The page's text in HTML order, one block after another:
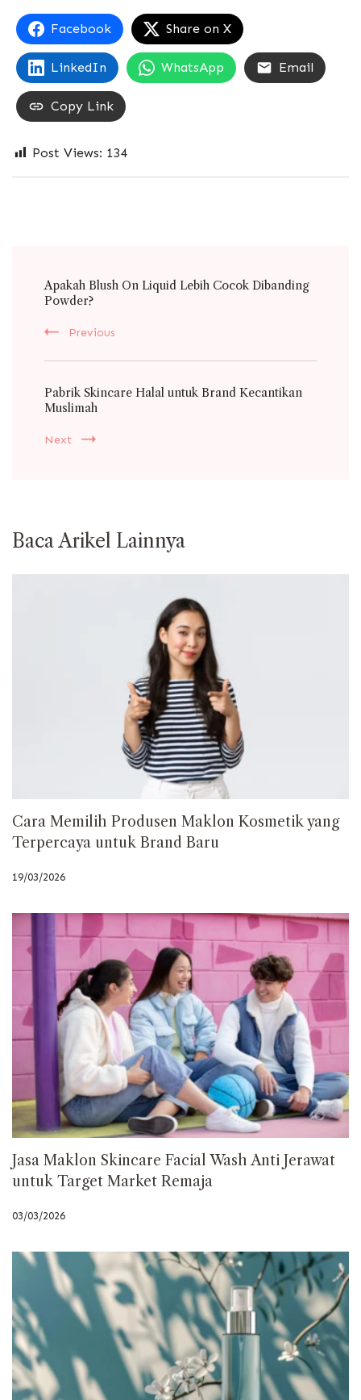
Facebook Share on X
LinkedIn WhatsApp Email
Copy Link
Post Views: 134
Navigation
Apakah Blush On Liquid Lebih Cocok Dibanding
Powder?
Previous
Pabrik Skincare Halal untuk Brand Kecantikan
Muslimah
Next
Baca Arikel Lainnya
Cara Memilih Produsen Maklon Kosmetik yang
Terpercaya untuk Brand Baru
19/03/2026
Jasa Maklon Skincare Facial Wash Anti Jerawat
untuk Target Market Remaja
03/03/2026